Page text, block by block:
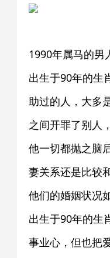
1990年属马的男
出生于90年的生
助过的人，大多
之间开罪了别人
他一切都抛之脑
妻关系还是比较
他们的婚姻状况
出生于90年的生
事业心，但也把